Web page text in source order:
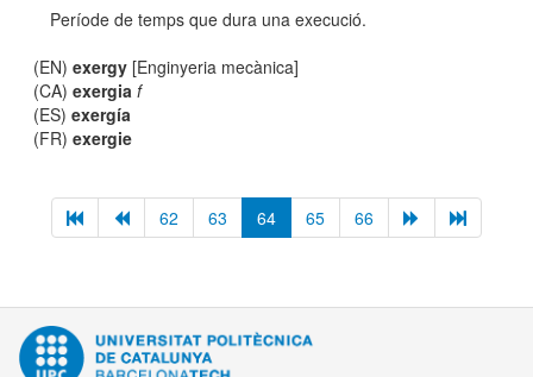
Període de temps que dura una execució.
(EN)exergy [Enginyeria mecànica]
(CA)exergia f
(ES)exergía
(FR)exergie
62 63 64 65 66